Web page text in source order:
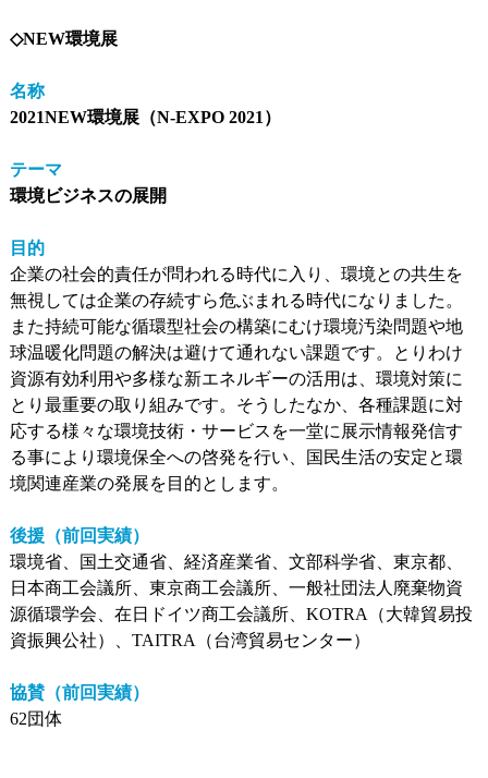
◇NEW環境展
名称
2021NEW環境展（N-EXPO 2021）
テーマ
環境ビジネスの展開
目的
企業の社会的責任が問われる時代に入り、環境との共生を
無視しては企業の存続すら危ぶまれる時代になりました。
また持続可能な循環型社会の構築にむけ環境汚染問題や地
球温暖化問題の解決は避けて通れない課題です。とりわけ
資源有効利用や多様な新エネルギーの活用は、環境対策に
とり最重要の取り組みです。そうしたなか、各種課題に対
応する様々な環境技術・サービスを一堂に展示情報発信す
る事により環境保全への啓発を行い、国民生活の安定と環
境関連産業の発展を目的とします。
後援（前回実績）
環境省、国土交通省、経済産業省、文部科学省、東京都、
日本商工会議所、東京商工会議所、一般社団法人廃棄物資
源循環学会、在日ドイツ商工会議所、KOTRA（大韓貿易投
資振興公社）、TAITRA（台湾貿易センター）
協賛（前回実績）
62団体